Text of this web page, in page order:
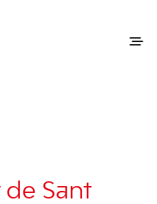
de Sant